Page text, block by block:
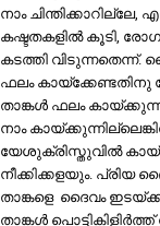
നാം
കഷ്ടതകളിൽ കൂടി,
കടത്തി വിടുന്നതെന്ന്.
ഫലം കായ്‌ക്കേണ്ടതിനു
താങ്കൾ ഫലം
നാം
യേശുക്രിസ്തുവിൽ
നീക്കിക്കളയും. പ്രിയ
താങ്കളെ ദൈവം
താങ്കൾ